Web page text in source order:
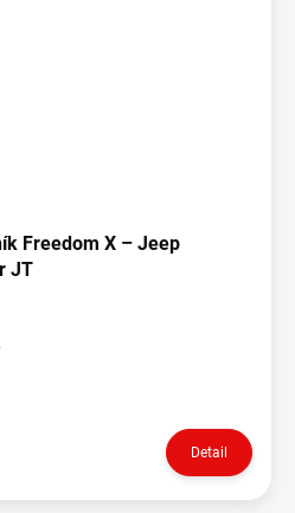
Freedom X – Jeep
JT
Detail